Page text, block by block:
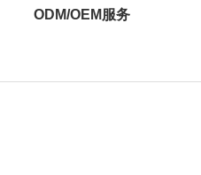
ODM/OEM服务